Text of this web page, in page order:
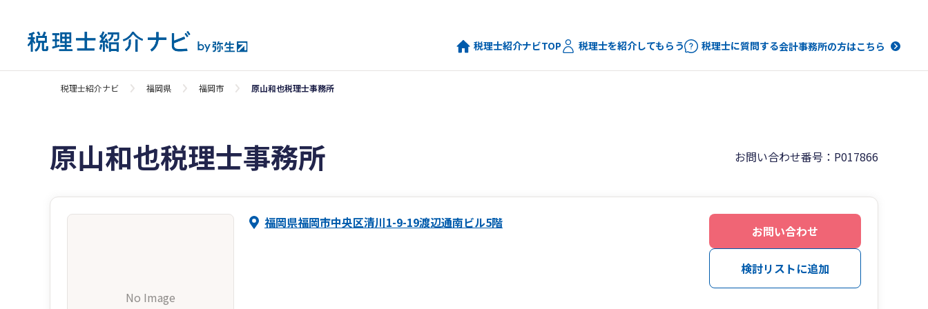
税理士紹介ナビTOP 税理士を紹介してもらう 税理士に質問する会計事務所の方はこちら
税理士紹介ナビ 福岡県 福岡市 原山和也税理士事務所
原山和也税理士事務所 お問い合わせ番号：P017866
No Image
福岡県福岡市中央区清川1-9-19渡辺通南ビル5階
お問い合わせ
検討リストに追加